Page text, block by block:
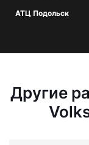
АТЦ Подольск
Другие